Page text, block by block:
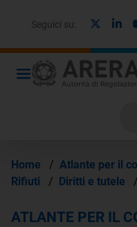
Seguici su:
Home / Atlante per il
Rifiuti
/ Diritti e tutele /
ATLANTE PER IL